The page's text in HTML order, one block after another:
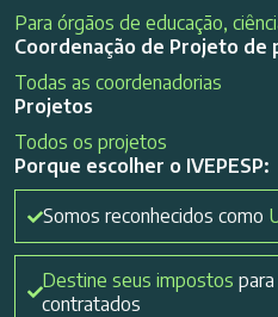
Para órgãos de educação,
Coordenação de Projeto de
Todas as coordenadorias
Projetos
Todos os projetos
Porque escolher o IVEPESP:
Somos reconhecidos como
Destine seus impostos
contratados